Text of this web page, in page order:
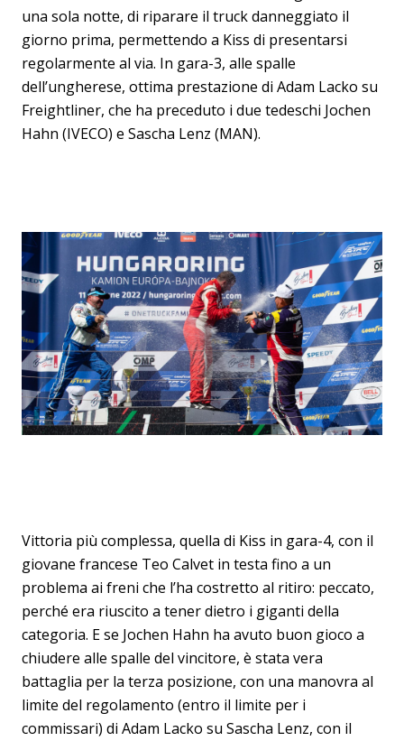
una sola notte, di riparare il truck danneggiato il
giorno prima, permettendo a Kiss di presentarsi
regolarmente al via. In gara-3, alle spalle
dell’ungherese, ottima prestazione di Adam Lacko su
Freightliner, che ha preceduto i due tedeschi Jochen
Hahn (IVECO) e Sascha Lenz (MAN).
Vittoria più complessa, quella di Kiss in gara-4, con il
giovane francese Teo Calvet in testa fino a un
problema ai freni che l’ha costretto al ritiro: peccato,
perché era riuscito a tener dietro i giganti della
categoria. E se Jochen Hahn ha avuto buon gioco a
chiudere alle spalle del vincitore, è stata vera
battaglia per la terza posizione, con una manovra al
limite del regolamento (entro il limite per i
commissari) di Adam Lacko su Sascha Lenz, con il